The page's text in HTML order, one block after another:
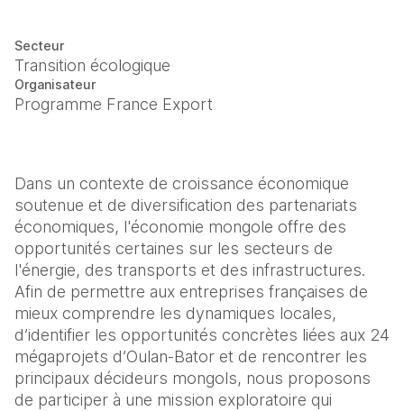
Secteur
Transition écologique
Organisateur
Programme France Export
Dans un contexte de croissance économique
soutenue et de diversification des partenariats
économiques, l'économie mongole offre des
opportunités certaines sur les secteurs de
l'énergie, des transports et des infrastructures.
Afin de permettre aux entreprises françaises de
mieux comprendre les dynamiques locales,
d’identifier les opportunités concrètes liées aux 24
mégaprojets d’Oulan-Bator et de rencontrer les
principaux décideurs mongols, nous proposons
de participer à une mission exploratoire qui